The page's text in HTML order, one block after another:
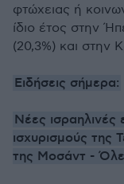
φτώχειας ή
ίδιο έτος στην
(20,3%) και στην
Ειδήσεις σήμερα:
Νέες ισραηλινές
ισχυρισμούς της
της Μοσάντ -